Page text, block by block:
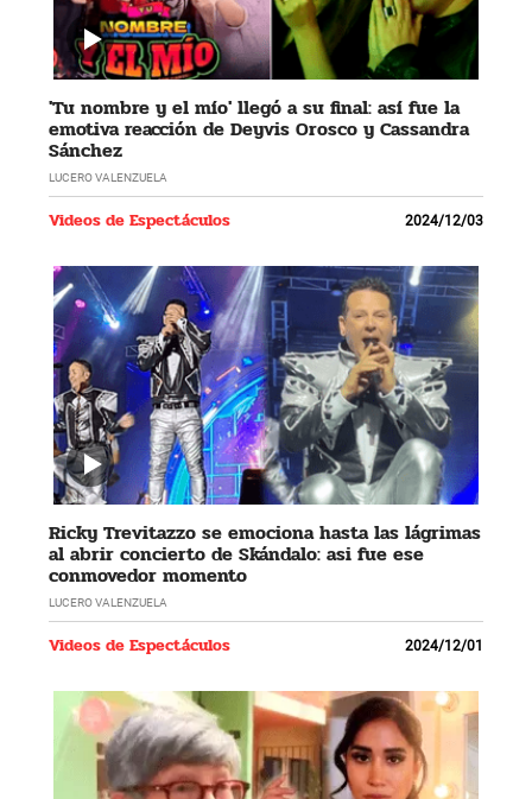
'Tu nombre y el mío' llegó a su final: así fue la
emotiva reacción de Deyvis Orosco y Cassandra
Sánchez
LUCERO VALENZUELA
Videos de Espectáculos 2024/12/03
Ricky Trevitazzo se emociona hasta las lágrimas
al abrir concierto de Skándalo: asi fue ese
conmovedor momento
LUCERO VALENZUELA
Videos de Espectáculos 2024/12/01